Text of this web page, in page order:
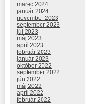
marec 2024
január 2024
november 2023
september 2023
júl 2023
máj 2023
apríl 2023
február 2023
január 2023
október 2022
september 2022
jún 2022
máj 2022
apríl 2022
február 2022